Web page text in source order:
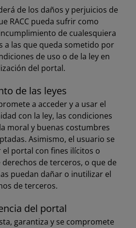
de los daños y perjuicios de
RACC pueda sufrir como
de cualesquiera
a las que queda sometido por
de uso o de la ley en
del portal.
de las leyes
a acceder y a usar el
con la ley, las condiciones
moral y buenas costumbres
Asimismo, el usuario se
portal con fines ilícitos o
derechos de terceros, o que de
puedan dañar o inutilizar el
de terceros.
del portal
garantiza y se compromete